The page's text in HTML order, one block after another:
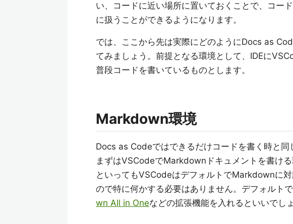
い、コードに近い場所に置いておくことで、コー
に扱うことができるようになります。
では、ここから先は実際にどのようにDocs as
てみましょう。前提となる環境として、IDEに
普段コードを書いているものとします。
Markdown環境
Docs as Codeではできるだけコードを書く時と同
まずはVSCodeでMarkdownドキュメントを書ける
といってもVSCodeはデフォルトでMarkdownに
ので特に何かする必要はありません。デフォルト
wn All in Oneなどの拡張機能を入れるといいでしょ